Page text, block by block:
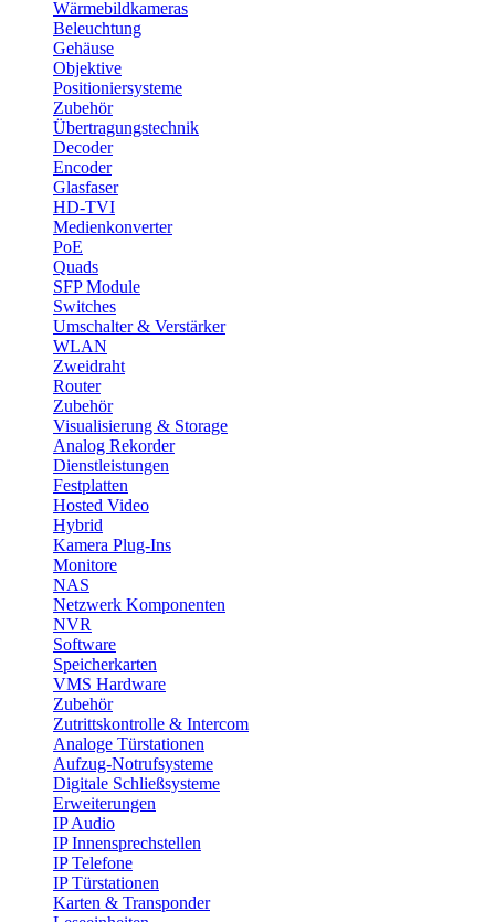
Wärmebildkameras
Beleuchtung
Gehäuse
Objektive
Positioniersysteme
Zubehör
Übertragungstechnik
Decoder
Encoder
Glasfaser
HD-TVI
Medienkonverter
PoE
Quads
SFP Module
Switches
Umschalter & Verstärker
WLAN
Zweidraht
Router
Zubehör
Visualisierung & Storage
Analog Rekorder
Dienstleistungen
Festplatten
Hosted Video
Hybrid
Kamera Plug-Ins
Monitore
NAS
Netzwerk Komponenten
NVR
Software
Speicherkarten
VMS Hardware
Zubehör
Zutrittskontrolle & Intercom
Analoge Türstationen
Aufzug-Notrufsysteme
Digitale Schließsysteme
Erweiterungen
IP Audio
IP Innensprechstellen
IP Telefone
IP Türstationen
Karten & Transponder